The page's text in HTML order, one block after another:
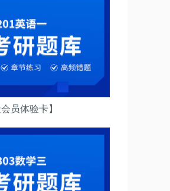
员体验卡】